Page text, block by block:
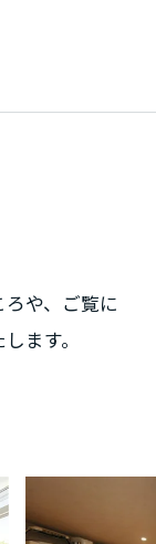
や、ご覧に
ます。